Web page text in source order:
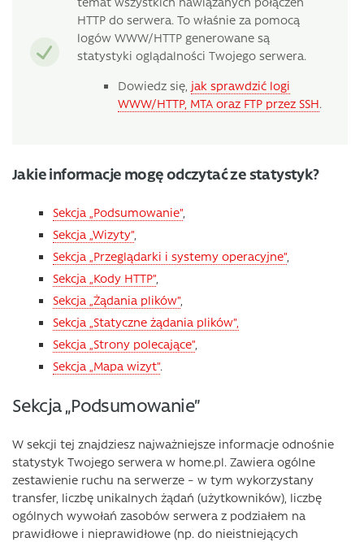
HTTP do serwera. To właśnie za pomocą
logów WWW/HTTP generowane są
statystyki oglądalności Twojego serwera.
Dowiedz się, jak sprawdzić logi
WWW/HTTP, MTA oraz FTP przez SSH.
Jakie informacje mogę odczytać ze statystyk?
Sekcja „Podsumowanie”,
Sekcja „Wizyty”,
Sekcja „Przeglądarki i systemy operacyjne”,
Sekcja „Kody HTTP”,
Sekcja „Żądania plików”,
Sekcja „Statyczne żądania plików”,
Sekcja „Strony polecające”,
Sekcja „Mapa wizyt”.
Sekcja „Podsumowanie”
W sekcji tej znajdziesz najważniejsze informacje odnośnie
statystyk Twojego serwera w home.pl. Zawiera ogólne
zestawienie ruchu na serwerze – w tym wykorzystany
transfer, liczbę unikalnych żądań (użytkowników), liczbę
ogólnych wywołań zasobów serwera z podziałem na
prawidłowe i nieprawidłowe (np. do nieistniejących